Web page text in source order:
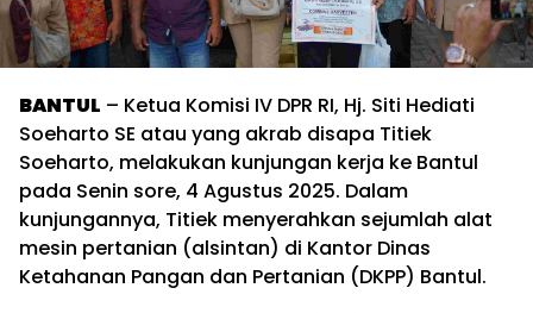
BANTUL – Ketua Komisi IV DPR RI, Hj. Siti Hediati
Soeharto SE atau yang akrab disapa Titiek
Soeharto, melakukan kunjungan kerja ke Bantul
pada Senin sore, 4 Agustus 2025. Dalam
kunjungannya, Titiek menyerahkan sejumlah alat
mesin pertanian (alsintan) di Kantor Dinas
Ketahanan Pangan dan Pertanian (DKPP) Bantul.